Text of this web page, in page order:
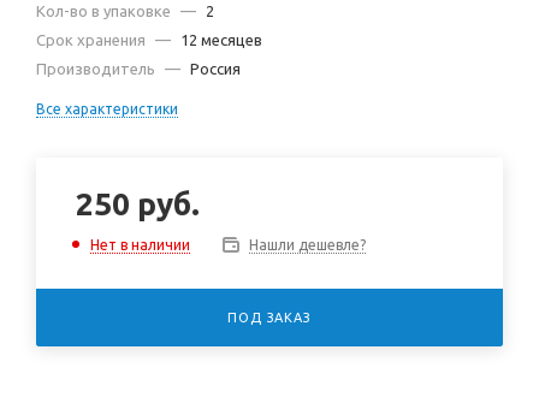
Кол-во в упаковке
—
2
Срок хранения
—
12 месяцев
Производитель
— Россия
Все характеристики
250 руб.
Нет в наличии Нашли дешевле?
ПОД ЗАКАЗ